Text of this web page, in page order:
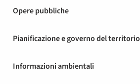
Opere pubbliche
Pianificazione e governo del territorio
Informazioni ambientali